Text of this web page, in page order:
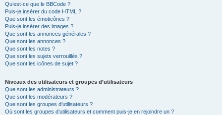
Qu’est-ce que le BBCode ?
Puis-je insérer du code HTML ?
Que sont les émoticônes ?
Puis-je insérer des images ?
Que sont les annonces générales ?
Que sont les annonces ?
Que sont les notes ?
Que sont les sujets verrouillés ?
Que sont les icônes de sujet ?
Niveaux des utilisateurs et groupes d’utilisateurs
Que sont les administrateurs ?
Que sont les modérateurs ?
Que sont les groupes d’utilisateurs ?
Où sont les groupes d’utilisateurs et comment puis-je en rejoindre un ?